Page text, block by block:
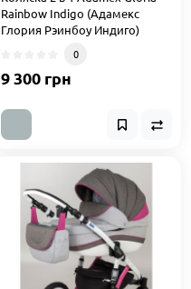
Rainbow Indigo (Адамекс
Глория Рэинбоу Индиго)
0
9 300 грн